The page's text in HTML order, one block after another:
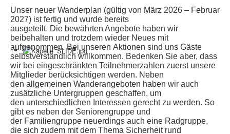
Lust auf mehr
Kooperation Deutschordenschule
Naturschutz
Pressemitteilungen
Wildschützhütte
Ansprechpartner
Suchen
...
Unser neuer Wanderplan (gültig von März 2026 – Februar
2027) ist fertig und wurde bereits
ausgeteilt. Die bewährten Angebote haben wir
beibehalten und trotzdem wieder Neues mit
aufgenommen. Beiunseren Aktionen sind uns Gäste
selbstverständlich willkommen. Bedenken Sie aber, dass
wir bei eingeschränkten Teilnehmerzahlen zuerst unsere
Mitglieder berücksichtigen werden. Neben
den allgemeinen Wanderangeboten haben wir auch
zusätzliche Untergruppen geschaffen, um
den unterschiedlichen Interessen gerecht zu werden. So
gibt es neben der Seniorengruppe und
der Familiengruppe neuerdings auch eine Radgruppe,
die sich zudem mit dem Thema Sicherheit rund